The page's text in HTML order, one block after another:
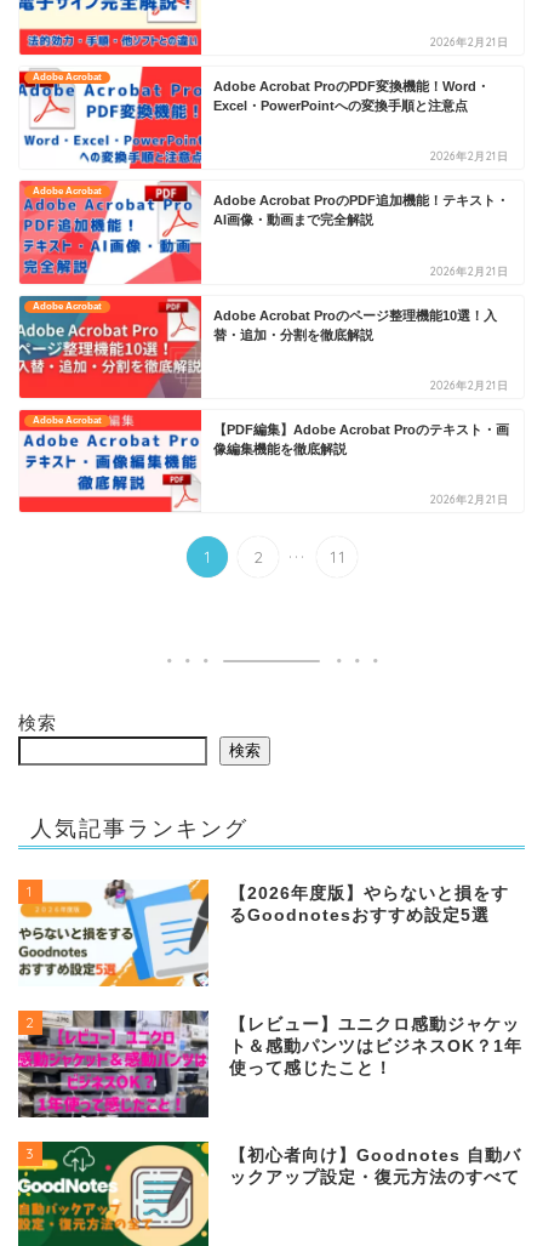
2026年2月21日
Adobe Acrobat
Adobe Acrobat ProのPDF変換機能！Word・
Excel・PowerPointへの変換手順と注意点
2026年2月21日
Adobe Acrobat
Adobe Acrobat ProのPDF追加機能！テキスト・
AI画像・動画まで完全解説
2026年2月21日
Adobe Acrobat
Adobe Acrobat Proのページ整理機能10選！入
替・追加・分割を徹底解説
2026年2月21日
Adobe Acrobat
【PDF編集】Adobe Acrobat Proのテキスト・画
像編集機能を徹底解説
2026年2月21日
1 2 ... 11
検索
検索
人気記事ランキング
1
【2026年度版】やらないと損をす
るGoodnotesおすすめ設定5選
2
【レビュー】ユニクロ感動ジャケッ
ト＆感動パンツはビジネスOK？1年
使って感じたこと！
3
【初心者向け】Goodnotes 自動バ
ックアップ設定・復元方法のすべて